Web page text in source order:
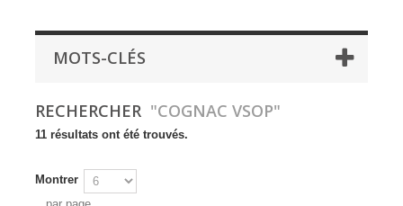
MOTS-CLÉS
RECHERCHER "COGNAC VSOP"
11 résultats ont été trouvés.
Montrer